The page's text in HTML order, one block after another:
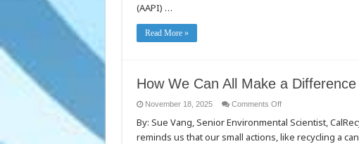
해
화
를
만
들
(AAPI) …
Read More »
How We Can All Make a
November 18, 2025 Comments Offon
We
Can
All
By: Sue Vang, Senior Environmental Scientist,
reminds us that our small actions, like recycling a